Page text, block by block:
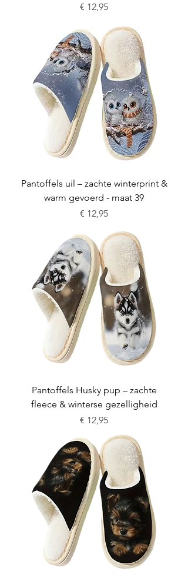
Prijs
€ 12,95
Pantoffels uil – zachte winterprint &
warm gevoerd - maat 39
Prijs
€ 12,95
Pantoffels Husky pup – zachte
fleece & winterse gezelligheid
Prijs
€ 12,95